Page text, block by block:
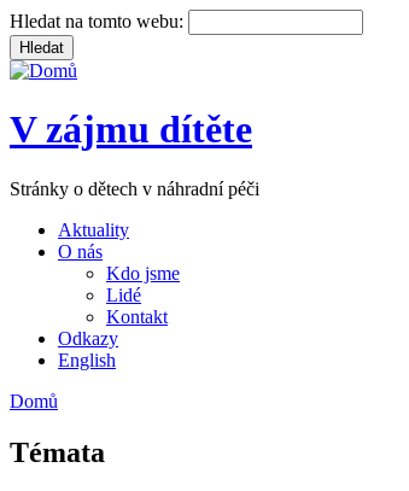
Hledat na tomto webu:
V zájmu dítěte
Stránky o dětech v náhradní péči
Aktuality
O nás
Kdo jsme
Lidé
Kontakt
Odkazy
English
Domů
Témata